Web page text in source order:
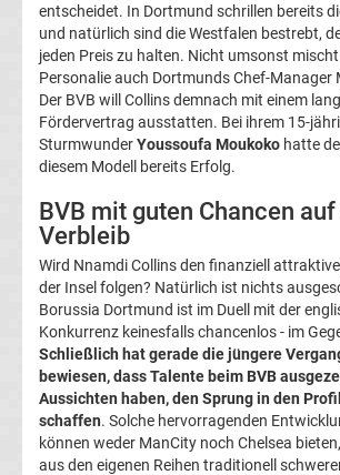
FC
Saarbrücken
Transfergerüchte
1.
FC
Union
Berlin
Transfergerüchte
entscheidet. In Dortmund schrillen bereits
und natürlich sind die Westfalen bestrebt,
jeden Preis zu halten. Nicht umsonst
Personalie auch Dortmunds Chef-Manager
Der BVB will Collins demnach mit einem
Fördervertrag ausstatten. Bei ihrem 15-
SturmwunderYoussoufa Moukoko hatte
diesem Modell bereits Erfolg.
BVB mit guten Chancen
Verbleib
Wird Nnamdi Collins den finanziell
der Insel folgen? Natürlich ist nichts
Borussia Dortmund ist im Duell mit der
Konkurrenz keinesfalls chancenlos - im
Schließlich hat gerade die jüngere
bewiesen, dass Talente beim BVB
Aussichten haben, den Sprung in den
schaffen. Solche hervorragenden
können weder ManCity noch Chelsea
aus den eigenen Reihen traditionell